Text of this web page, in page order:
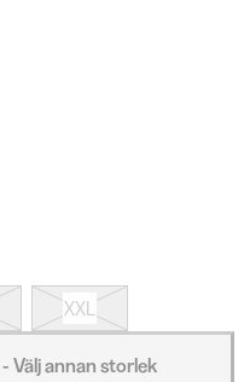
XXL
Välj annan storlek